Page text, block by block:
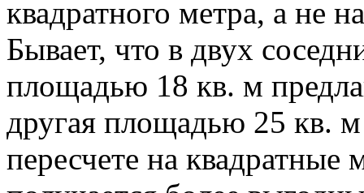
квадратного метра, а не
Бывает, что в двух
площадью 18 кв. м
другая площадью 25 кв.
пересчете на квадратные